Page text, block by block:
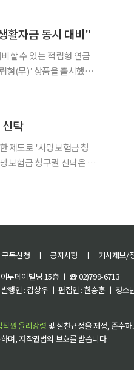
활자금 동시 대비"
할 수 있는 적립형 연금
탁
제도로 '사망보험금 청
구독신청 ㅣ 공지사항 ㅣ 기사제보/
투데이빌딩 15층 ㅣ ☎ 02)799-6713
행인 : 김상우 ㅣ 편집인 : 한승훈 ㅣ 청소
직원 윤리강령 및 실천규정을 제정, 준수
며, 저작권법의 보호를 받습니다.